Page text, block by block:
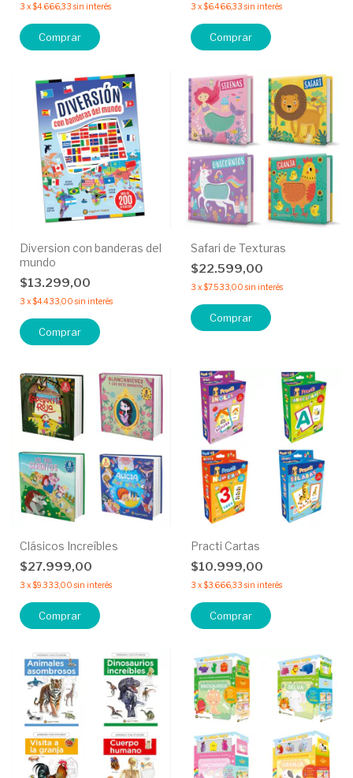
3 x$4.666,33 sin interés
Comprar
3 x$6.466,33 sin interés
Comprar
Diversion con banderas del
mundo
$13.299,00
3 x$4.433,00 sin interés
Safari de Texturas
$22.599,00
3 x$7.533,00 sin interés
Comprar
Clásicos Increíbles
$27.999,00
3 x$9.333,00 sin interés
Comprar
Practi Cartas
$10.999,00
3 x$3.666,33 sin interés
Comprar